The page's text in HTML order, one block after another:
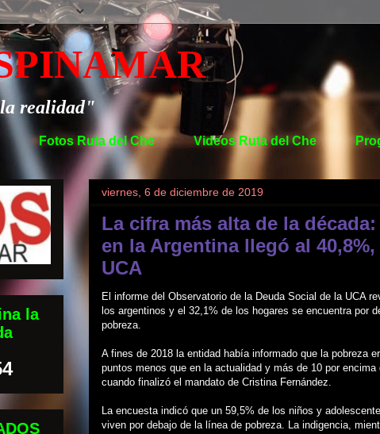
realidad"
Fotos Ruta del Che Videos Ruta del Che
viernes, 6 de diciembre de 2019
La cifra más alta de la
en la Argentina llegó al
UCA
El informe del Observatorio de la Deuda Social de la UCA
los argentinos y el 32,1% de los hogares se encuentra por
pobreza.
A fines de 2018 la entidad había informado que la pobreza
puntos menos que en la actualidad y más de 10 por encima
cuando finalizó el mandato de Cristina Fernández.
La encuesta indicó que un 59,5% de los niños y
viven por debajo de la línea de pobreza. La indigencia,
la